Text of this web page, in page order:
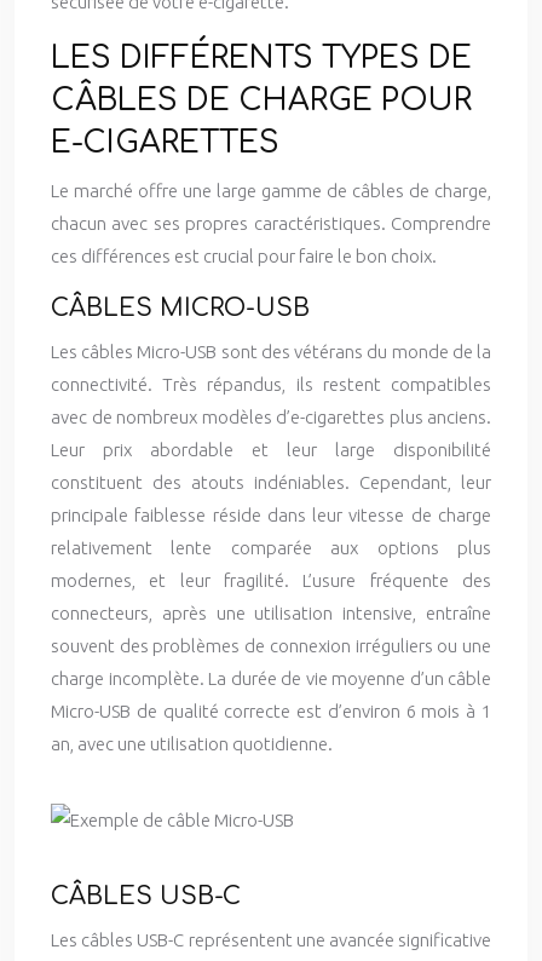
LES DIFFÉRENTS TYPES DE
CÂBLES DE CHARGE POUR
E-CIGARETTES
Le marché offre une large gamme de câbles de charge,
chacun avec ses propres caractéristiques. Comprendre
ces différences est crucial pour faire le bon choix.
CÂBLES MICRO-USB
Les câbles Micro-USB sont des vétérans du monde de la
connectivité. Très répandus, ils restent compatibles
avec de nombreux modèles d’e-cigarettes plus anciens.
Leur prix abordable et leur large disponibilité
constituent des atouts indéniables. Cependant, leur
principale faiblesse réside dans leur vitesse de charge
relativement lente comparée aux options plus
modernes, et leur fragilité. L’usure fréquente des
connecteurs, après une utilisation intensive, entraîne
souvent des problèmes de connexion irréguliers ou une
charge incomplète. La durée de vie moyenne d’un câble
Micro-USB de qualité correcte est d’environ 6 mois à 1
an, avec une utilisation quotidienne.
CÂBLES USB-C
Les câbles USB-C représentent une avancée significative